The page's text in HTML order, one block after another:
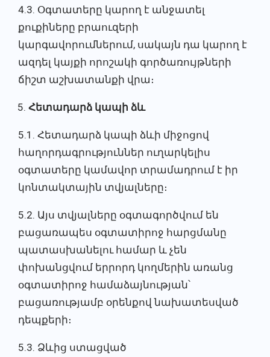
4.3. Օգտատերը կարող է անջատել
քուքիները բրաուզերի
կարգավորումներում, սակայն դա կարող է
ազդել կայքի որոշակի գործառույթների
ճիշտ աշխատանքի վրա։
Հետադարձ կապի ձև
5.1. Հետադարձ կապի ձևի միջոցով
հաղորդագրություններ ուղարկելիս
օգտատերը կամավոր տրամադրում է իր
կոնտակտային տվյալները։
5.2. Այս տվյալները օգտագործվում են
բացառապես օգտատիրոջ հարցմանը
պատասխանելու համար և չեն
փոխանցվում երրորդ կողմերին առանց
օգտատիրոջ համաձայնության՝
բացառությամբ օրենքով նախատեսված
դեպքերի։
5.3. Ձևից ստացված